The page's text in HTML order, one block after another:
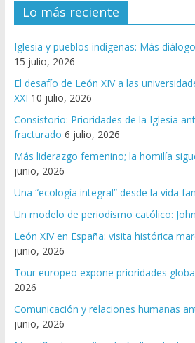
Lo más reciente
Iglesia y pueblos indígenas: Más
15 julio, 2026
El desafío de León XIV a las
XXI 10 julio, 2026
Consistorio: Prioridades de la Iglesia
fracturado 6 julio, 2026
Más liderazgo femenino; la homilía
junio, 2026
Una “ecología integral” desde la vida
Un modelo de periodismo católico:
León XIV en España: visita histórica
junio, 2026
Tour europeo expone prioridades
2026
Comunicación y relaciones humanas
junio, 2026